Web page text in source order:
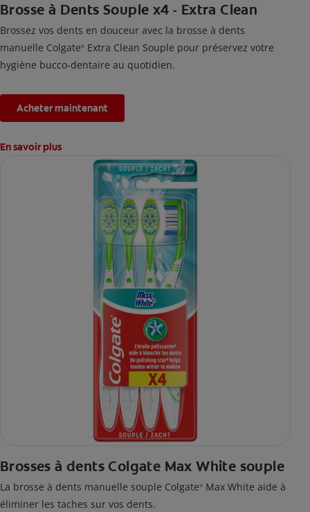
Brosse à Dents Souple x4 - Extra Clean
Brossez vos dents en douceur avec la brosse à dents
manuelle Colgate® Extra Clean Souple pour préservez votre
hygiène bucco-dentaire au quotidien.
Acheter maintenant
En savoir plus
Brosses à dents Colgate Max White souple
La brosse à dents manuelle souple Colgate® Max White aide à
éliminer les taches sur vos dents.